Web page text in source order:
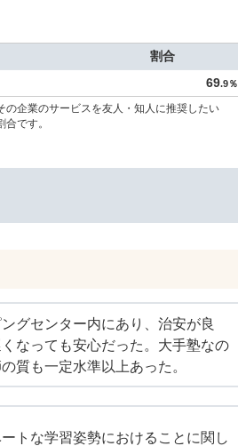
割合
69.9％
企業のサービスを友人・知人に推奨したい
です。
グセンター内にあり、治安が良
くなっても安心だった。大手塾なの
質も一定水準以上あった。
トな学習姿勢におけることに関し